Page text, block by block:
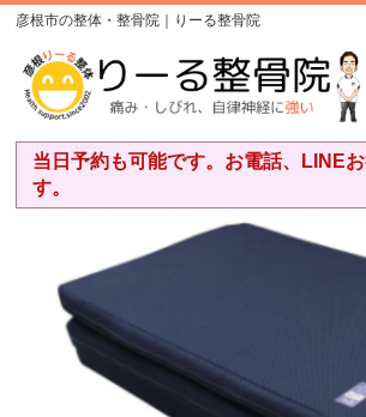
彦根市の整体・整骨院｜りーる整骨院
当日予約も可能です。お電話、LINE
す。